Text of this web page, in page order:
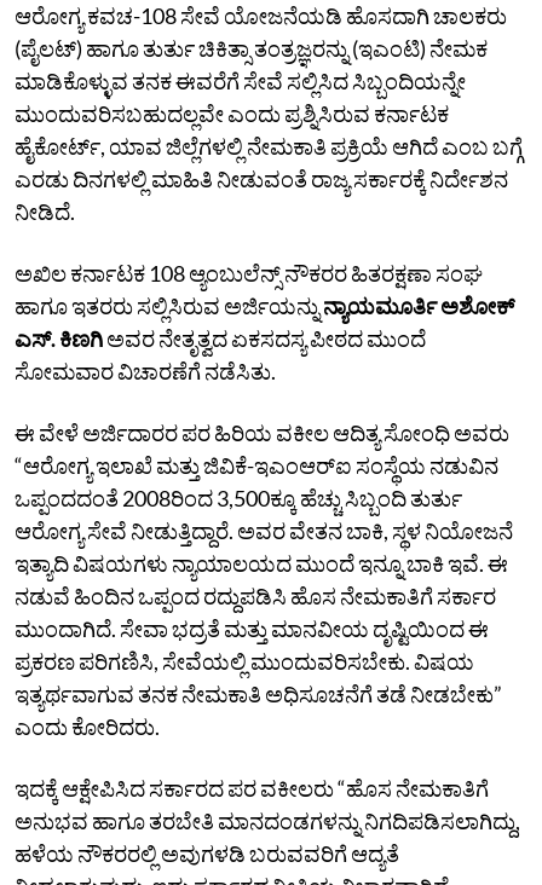
ಆರೋಗ್ಯ ಕವಚ-108 ಸೇವೆ ಯೋಜನೆಯಡಿ ಹೊಸದಾಗಿ ಚಾಲಕರು
(ಪೈಲಟ್) ಹಾಗೂ ತುರ್ತು ಚಿಕಿತ್ಸಾ ತಂತ್ರಜ್ಞರನ್ನು (ಇಎಂಟಿ) ನೇಮಕ
ಮಾಡಿಕೊಳ್ಳುವ ತನಕ ಈವರೆಗೆ ಸೇವೆ ಸಲ್ಲಿಸಿದ ಸಿಬ್ಬಂದಿಯನ್ನೇ
ಮುಂದುವರಿಸಬಹುದಲ್ಲವೇ ಎಂದು ಪ್ರಶ್ನಿಸಿರುವ ಕರ್ನಾಟಕ
ಹೈಕೋರ್ಟ್, ಯಾವ ಜಿಲ್ಲೆಗಳಲ್ಲಿ ನೇಮಕಾತಿ ಪ್ರಕ್ರಿಯೆ ಆಗಿದೆ ಎಂಬ ಬಗ್ಗೆ
ಎರಡು ದಿನಗಳಲ್ಲಿ ಮಾಹಿತಿ ನೀಡುವಂತೆ ರಾಜ್ಯ ಸರ್ಕಾರಕ್ಕೆ ನಿರ್ದೇಶನ
ನೀಡಿದೆ.
ಅಖಿಲ ಕರ್ನಾಟಕ 108 ಆ್ಯಂಬುಲೆನ್ಸ್ ನೌಕರರ ಹಿತರಕ್ಷಣಾ ಸಂಘ
ಹಾಗೂ ಇತರರು ಸಲ್ಲಿಸಿರುವ ಅರ್ಜಿಯನ್ನುನ್ಯಾಯಮೂರ್ತಿ ಅಶೋಕ್
ಎಸ್. ಕಿಣಗಿಅವರ ನೇತೃತ್ವದ ಏಕಸದಸ್ಯ ಪೀಠದ ಮುಂದೆ
ಸೋಮವಾರ ವಿಚಾರಣೆಗೆ ನಡೆಸಿತು.
ಈ ವೇಳೆ ಅರ್ಜಿದಾರರ ಪರ ಹಿರಿಯ ವಕೀಲ ಆದಿತ್ಯ ಸೋಂಧಿ ಅವರು
“ಆರೋಗ್ಯ ಇಲಾಖೆ ಮತ್ತು ಜಿವಿಕೆ-ಇಎಂಆರ್‌ಐ ಸಂಸ್ಥೆಯ ನಡುವಿನ
ಒಪ್ಪಂದದಂತೆ 2008ರಿಂದ 3,500ಕ್ಕೂ ಹೆಚ್ಚು ಸಿಬ್ಬಂದಿ ತುರ್ತು
ಆರೋಗ್ಯ ಸೇವೆ ನೀಡುತ್ತಿದ್ದಾರೆ. ಅವರ ವೇತನ ಬಾಕಿ, ಸ್ಥಳ ನಿಯೋಜನೆ
ಇತ್ಯಾದಿ ವಿಷಯಗಳು ನ್ಯಾಯಾಲಯದ ಮುಂದೆ ಇನ್ನೂ ಬಾಕಿ ಇವೆ. ಈ
ನಡುವೆ ಹಿಂದಿನ ಒಪ್ಪಂದ ರದ್ದುಪಡಿಸಿ ಹೊಸ ನೇಮಕಾತಿಗೆ ಸರ್ಕಾರ
ಮುಂದಾಗಿದೆ. ಸೇವಾ ಭದ್ರತೆ ಮತ್ತು ಮಾನವೀಯ ದೃಷ್ಟಿಯಿಂದ ಈ
ಪ್ರಕರಣ ಪರಿಗಣಿಸಿ, ಸೇವೆಯಲ್ಲಿ ಮುಂದುವರಿಸಬೇಕು. ವಿಷಯ
ಇತ್ಯರ್ಥವಾಗುವ ತನಕ ನೇಮಕಾತಿ ಅಧಿಸೂಚನೆಗೆ ತಡೆ ನೀಡಬೇಕು”
ಎಂದು ಕೋರಿದರು.
ಇದಕ್ಕೆ ಆಕ್ಷೇಪಿಸಿದ ಸರ್ಕಾರದ ಪರ ವಕೀಲರು “ಹೊಸ ನೇಮಕಾತಿಗೆ
ಅನುಭವ ಹಾಗೂ ತರಬೇತಿ ಮಾನದಂಡಗಳನ್ನು ನಿಗದಿಪಡಿಸಲಾಗಿದ್ದು,
ಹಳೆಯ ನೌಕರರಲ್ಲಿ ಅವುಗಳಡಿ ಬರುವವರಿಗೆ ಆದ್ಯತೆ